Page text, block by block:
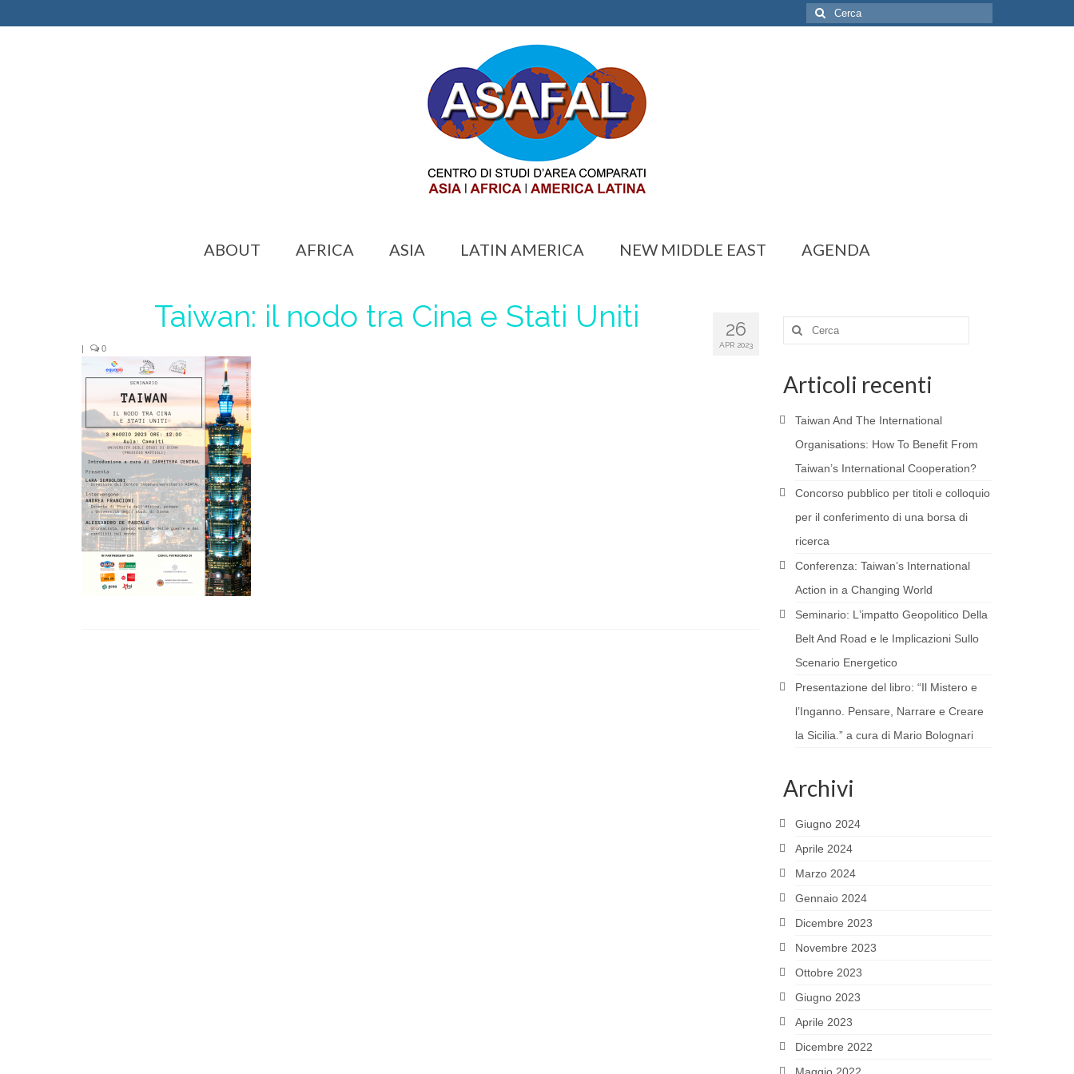
Cerca:
ABOUT AFRICA ASIA LATIN AMERICA NEW MIDDLE EAST AGENDA
26
APR 2023
Taiwan: il nodo tra Cina e Stati Uniti
| 0
Cerca:
Articoli recenti
Taiwan And The International
Organisations: How To Benefit From
Taiwan’s International Cooperation?
Concorso pubblico per titoli e colloquio
per il conferimento di una borsa di
ricerca
Conferenza: Taiwanʼs International
Action in a Changing World
Seminario: Lʼimpatto Geopolitico Della
Belt And Road e le Implicazioni Sullo
Scenario Energetico
Presentazione del libro: “Il Mistero e
l’Inganno. Pensare, Narrare e Creare
la Sicilia.” a cura di Mario Bolognari
Archivi
Giugno 2024
Aprile 2024
Marzo 2024
Gennaio 2024
Dicembre 2023
Novembre 2023
Ottobre 2023
Giugno 2023
Aprile 2023
Dicembre 2022